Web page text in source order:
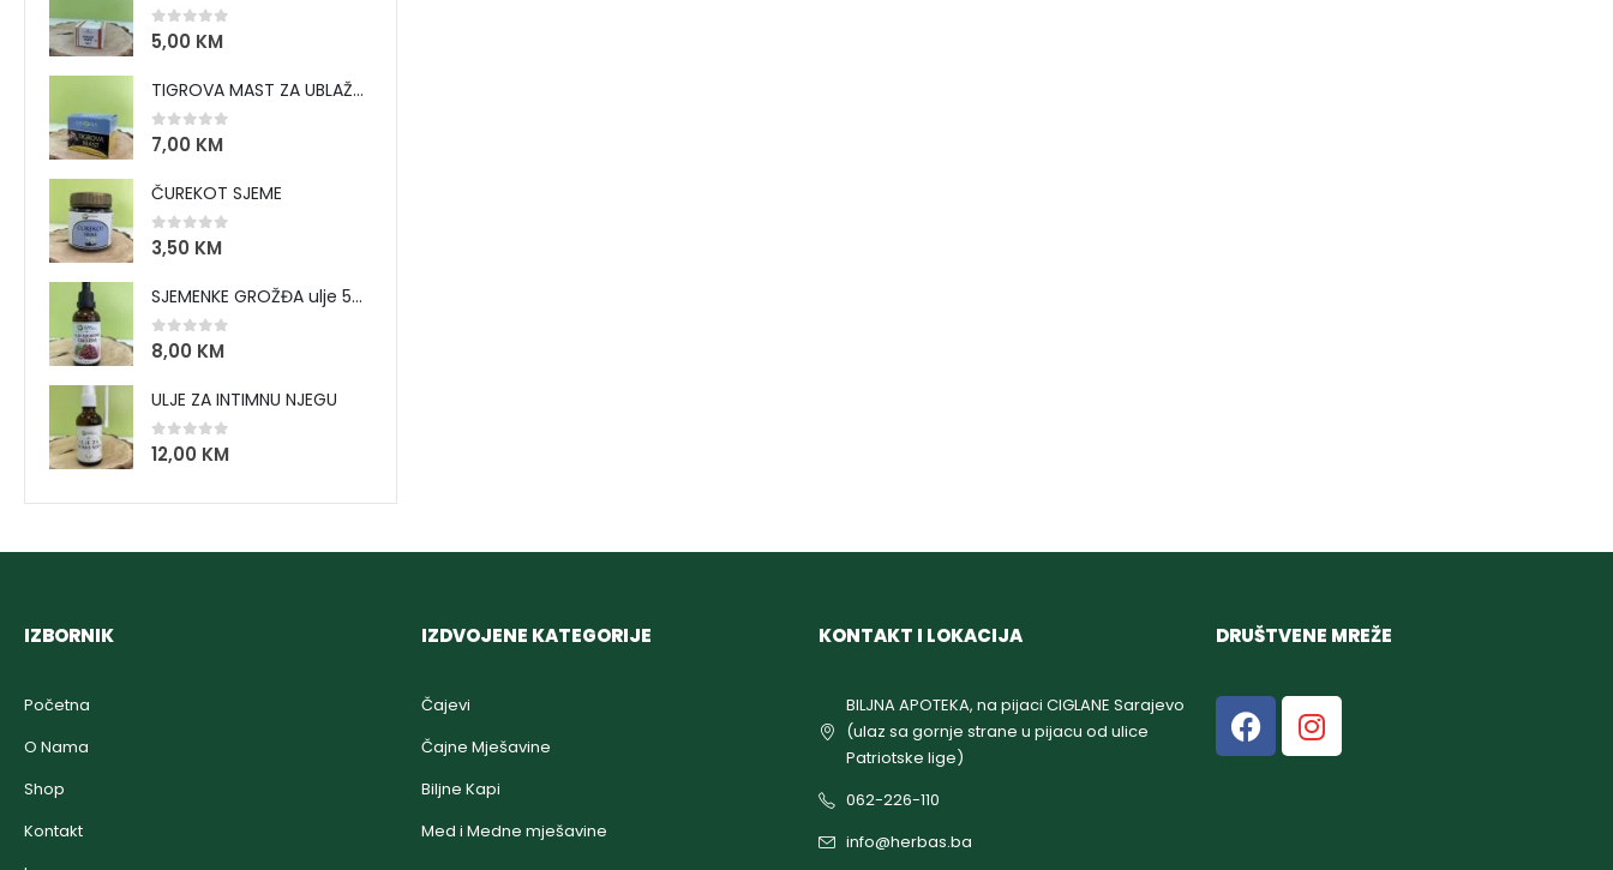
0 out of 5
5,00 KM
TIGROVA MAST ZA UBLAŽAVANJE BOLOVA I ZAGRIJAVANJE MIŠIĆA
0 out of 5
7,00 KM
ČUREKOT SJEME
0 out of 5
3,50 KM
SJEMENKE GROŽĐA ulje 50 ml
0 out of 5
8,00 KM
ULJE ZA INTIMNU NJEGU
0out of 5
12,00 KM
IZBORNIK
Početna
O Nama
Shop
Kontakt
IZDVOJENE KATEGORIJE
Čajevi
Čajne Mješavine
Biljne Kapi
Med i Medne mješavine
KONTAKT I LOKACIJA
BILJNA APOTEKA, na pijaci CIGLANE Sarajevo
(ulaz sa gornje strane u pijacu od ulice
Patriotske lige)
062-226-110
info@herbas.ba
DRUŠTVENE MREŽE